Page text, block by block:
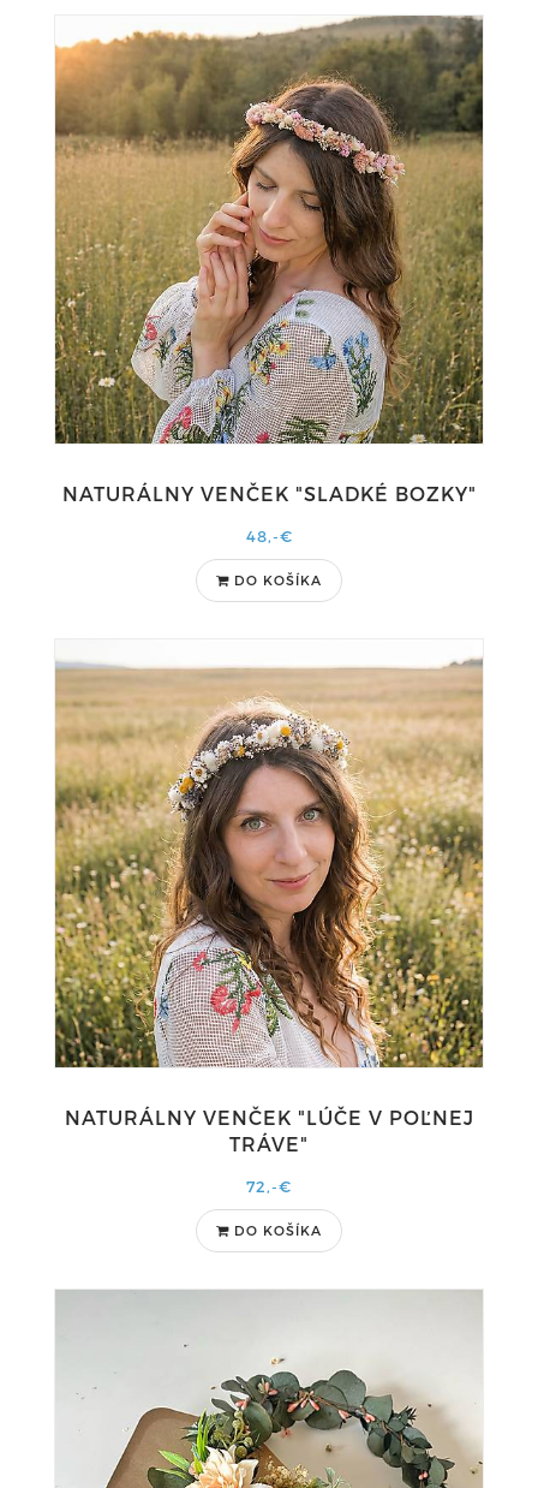
NATURÁLNY VENČEK "SLADKÉ BOZKY"
48,-€
DO KOŠÍKA
NATURÁLNY VENČEK "LÚČE V POĽNEJ
TRÁVE"
72,-€
DO KOŠÍKA